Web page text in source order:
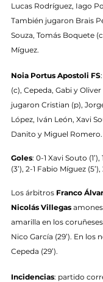
Lucas Rodríguez, Iago
También jugaron Brais
Souza, Tomás Boquete
Míguez.
Noia Portus Apostoli FS
(c), Cepeda, Gabi y
jugaron Cristian (p),
López, Iván León, Xavi
Danito y Miguel Romero.
Goles: 0-1 Xavi Souto
(3’), 2-1 Fabio Míguez (5’),
Los árbitros Franco
Nicolás Villegas
amarilla en los
Nico García (29’). En los
Cepeda (29’).
Incidencias: partido